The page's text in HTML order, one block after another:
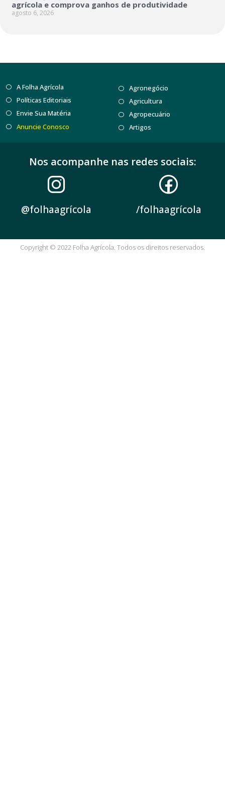
agrícola e comprova ganhos de produtividade
agosto 6, 2026
A Folha Agrícola
Políticas Editoriais
Envie Sua Matéria
Anuncie Conosco
Agronegócio
Agricultura
Agropecuário
Artigos
Nos acompanhe nas redes sociais:
@folhaagrícola /folhaagrícola
Copyright © 2022 Folha Agrícola. Todos os direitos reservados.